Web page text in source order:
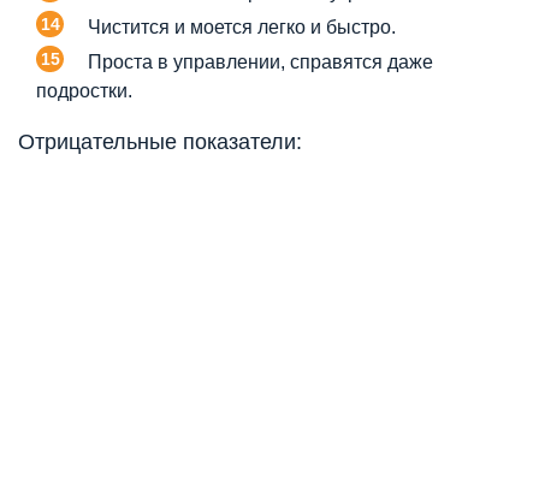
Чистится и моется легко и быстро.
Проста в управлении, справятся даже
подростки.
Отрицательные показатели: